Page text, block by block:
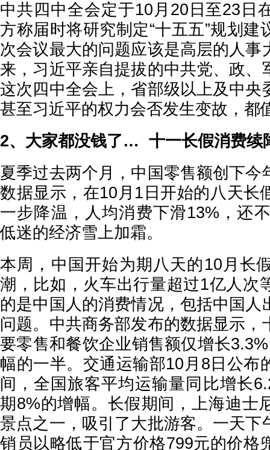
中共四中全会定于10月20日至23日
方称届时将研究制定“十五五”规划建
次会议最大的问题应该是高层的人事
来，习近平亲自提拔的中共党、政、
这次四中全会上，省部级以上及中央
甚至习近平的权力会否发生变故，都
2、大家都没钱了… 十一长假消费续
夏季过去两个月，中国零售额创下今
数据显示，在10月1日开始的八天长
一步降温，人均消费下滑13%，还
低迷的经济雪上加霜。
本周，中国开始为期八天的10月长
潮，比如，火车出行量超过1亿人次
的是中国人的消费情况，包括中国人
问题。中共商务部发布的数据显示，
要零售和餐饮企业销售额仅增长
幅的一半。交通运输部10月8日公布
间，全国旅客平均运输量同比增长
期8%的增幅。长假期间，上海迪士
景点之一，吸引了大批游客。一天下
销员以略低于官方价格799元的价格